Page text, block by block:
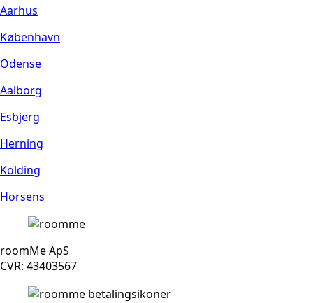
Aarhus
København
Odense
Aalborg
Esbjerg
Herning
Kolding
Horsens
roomMe ApS
CVR: 43403567